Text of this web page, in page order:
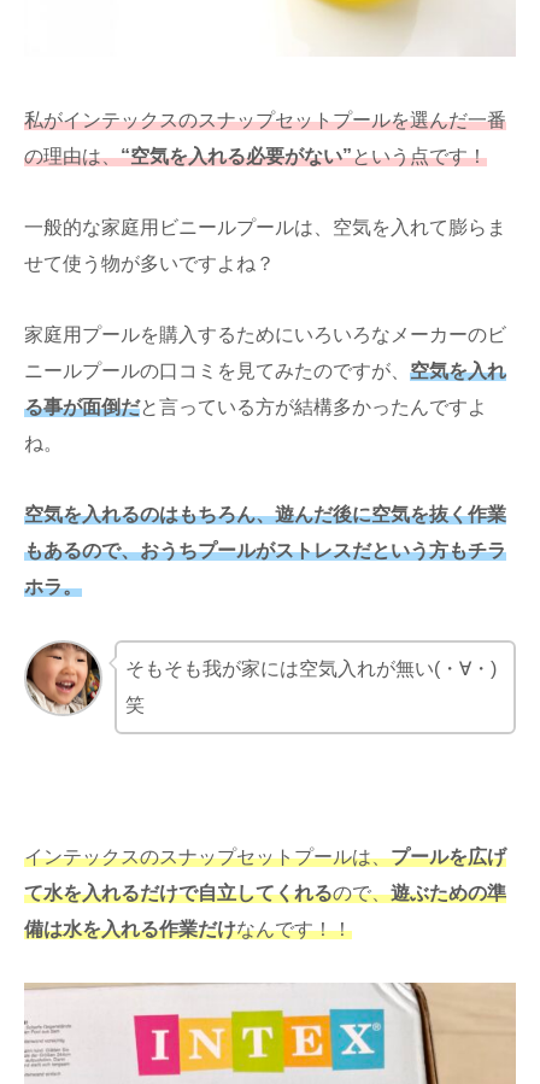
私がインテックスのスナップセットプールを選んだ一番
の理由は、“空気を入れる必要がない”という点です！
一般的な家庭用ビニールプールは、空気を入れて膨らま
せて使う物が多いですよね？
家庭用プールを購入するためにいろいろなメーカーのビ
ニールプールの口コミを見てみたのですが、 空気を入れ
る事が面倒だと言っている方が結構多かったんですよ
ね。
空気を入れるのはもちろん、遊んだ後に空気を抜く作業
もあるので、おうちプールがストレスだという方もチラ
ホラ。
そもそも我が家には空気入れが無い(・∀・)
笑
インテックスのスナップセットプールは、プールを広げ
て水を入れるだけで自立してくれるので、遊ぶための準
備は水を入れる作業だけなんです！！